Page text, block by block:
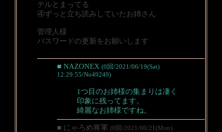
テルとまってる
④ずっと立ち読みしていたお姉さん
管理人様
パスワードの更新をお願いします
■ NAZONEX (0回/2021/06/19(Sat)
12:29:55/No49249)
1つ目のお姉様の集まりは凄く
印象に残ってます。
綺麗なお姉様ですね。
■ にゃろめ将軍 (0回/2021/06/21(Mon)